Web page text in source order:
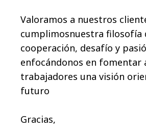
Valoramos a nuestros
cumplimosnuestra filosofía
cooperación, desafío y
enfocándonos en fomentar
trabajadores una visión
futuro
Gracias,